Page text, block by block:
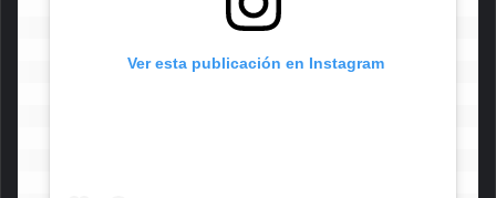
Ver esta publicación en Instagram